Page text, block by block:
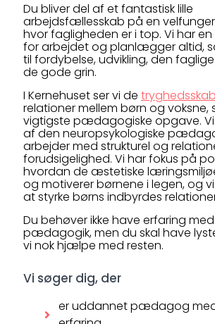
Du bliver del af et fantastisk lille
arbejdsfællesskab på en
hvor fagligheden er i top. Vi har
for arbejdet og planlægger altid,
til fordybelse, udvikling, den
de gode grin.
I Kernehuset ser vi de
relationer mellem børn og voksne,
vigtigste pædagogiske opgave.
af den neuropsykologiske
arbejder med strukturel og
forudsigelighed. Vi har fokus på
hvordan de æstetiske
og motiverer børnene i legen, og
at styrke børns indbyrdes
Du behøver ikke have erfaring
pædagogik, men du skal have
vi nok hjælpe med resten.
Vi søger dig, der
er uddannet pædagog